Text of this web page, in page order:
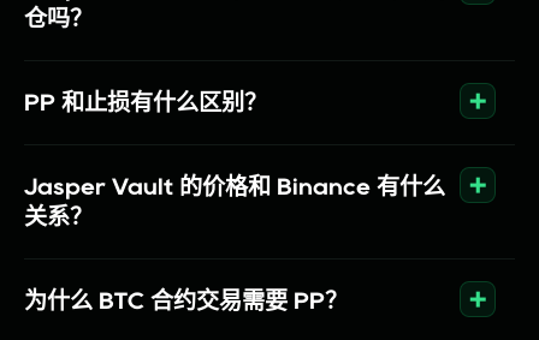
仓吗？
PP 和止损有什么区别？
Jasper Vault 的价格和 Binance 有什么
关系？
为什么 BTC 合约交易需要 PP？